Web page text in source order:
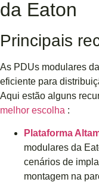
da Eaton
Principais
As PDUs modulares
eficiente para
Aqui estão alguns
melhor escolha :
Plataforma
modulares da
cenários de
montagem na